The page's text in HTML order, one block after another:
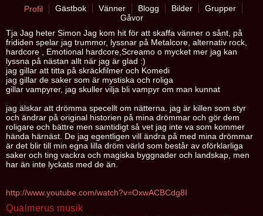
Profil
Gästbok Vänner Blogg Bilder
Grupper
Gåvor
Tja Jag heter Simon Jag kom hit för att skaffa vänner o sånt, på
frididen spelar jag trummor, lyssnar på Metalcore, alternativ rock,
hardcore , Emotional hardcore,Screamo o mycket mer jag kan
lyssna på nästan allt när jag är glad :)
jag gillar att titta på skräckfilmer och Komedi
jag gillar de saker som är mystiska och roliga
gillar vampyrer, jag skuller vilja bli vampyr om man kunnat
jag älskar att drömma specellt om nätterna. jag är killen som styr
och ändrar på original historien på mina drömmar och gör dem
roligare och bättre men samtidigt så vet jag inte va som kommer
hända härnäst. De jag egentligen vill ändra på med mina drömmar
är det blir till min egna lilla dröm värld som består av oförklarliga
saker och ting vackra och magiska byggnader och landskap, men
har än inte lyckats med de än.
http://www.youtube.com/watch?v=OxwACBCdg8I
Qualmerus musik